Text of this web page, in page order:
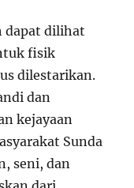
dapat dilihat
fisik
dilestarikan.
dan
kejayaan
Sunda
seni, dan